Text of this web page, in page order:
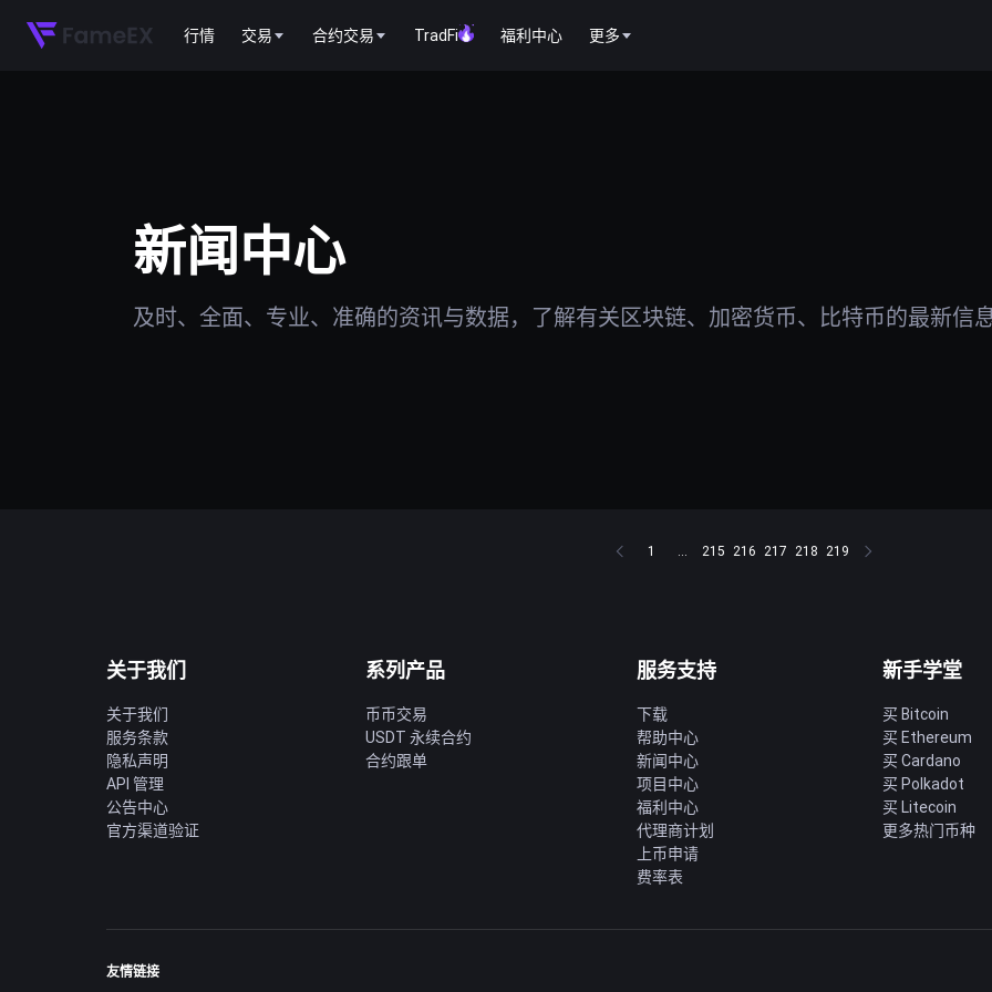
行情 交易 合约交易 TradFi 福利中心 更多
新闻中心
及时、全面、专业、准确的资讯与数据，了解有关区块链、加密货币、比特币的最新信
1 ... 215 216 217 218 219
关于我们
关于我们
服务条款
隐私声明
API 管理
公告中心
官方渠道验证
系列产品
币币交易
USDT 永续合约
合约跟单
服务支持
下载
帮助中心
新闻中心
项目中心
福利中心
代理商计划
上币申请
费率表
新手学堂
买 Bitcoin
买 Ethereum
买 Cardano
买 Polkadot
买 Litecoin
更多热门币种
友情链接